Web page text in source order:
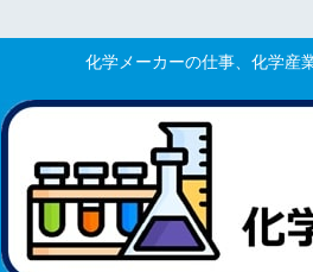
化学メーカーの仕事、化学産